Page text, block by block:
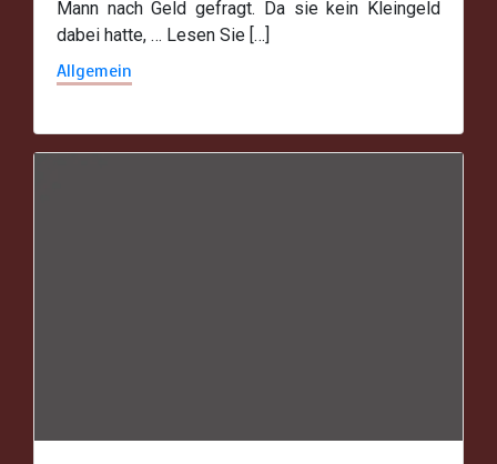
Mann nach Geld gefragt. Da sie kein Kleingeld
dabei hatte, … Lesen Sie […]
Allgemein